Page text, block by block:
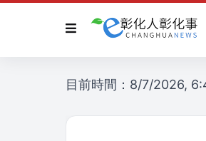
目前時間：8/7/2026,